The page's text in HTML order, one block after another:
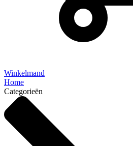
Winkelmand
Home
Categorieën